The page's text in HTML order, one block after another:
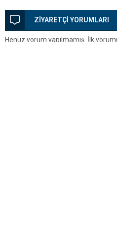
ZİYARETÇİ YORUMLARI
Henüz yorum yapılmamış. İlk